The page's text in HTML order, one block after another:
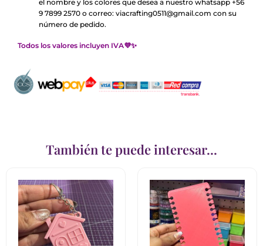
el nombre y los colores que desea a nuestro whatsapp +56
9 7899 2570 o correo: viacrafting0511@gmail.com con su
número de pedido.
Todos los valores incluyen IVA💜✨
También te puede interesar...